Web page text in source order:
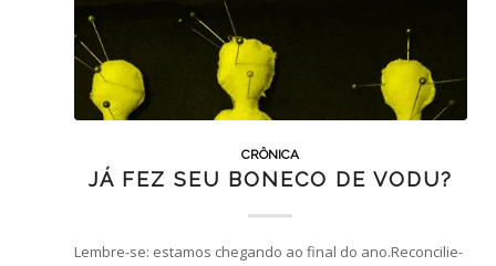
CRÔNICA
JÁ FEZ SEU BONECO DE VODU?
Lembre-se: estamos chegando ao final do ano.Reconcilie-